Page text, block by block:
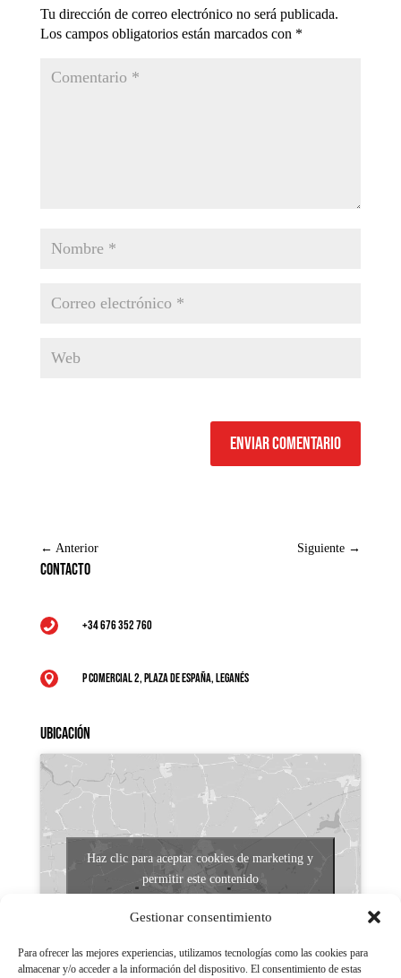
Gestionar consentimiento
Para ofrecer las mejores experiencias, utilizamos tecnologías como las cookies para
almacenar y/o acceder a la información del dispositivo. El consentimiento de estas
Tu dirección de correo electrónico no será publicada.
Los campos obligatorios están marcados con *
Enviar comentario
← Anterior Siguiente →
Contacto
 +34 676 352 760
 P Comercial 2, Plaza de España, Leganés
Ubicación
Haz clic para aceptar cookies de marketing y
permitir este contenido